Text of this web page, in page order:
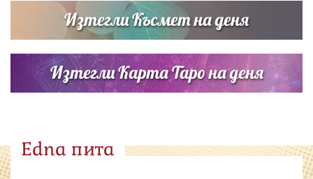
Изтегли Късмет на деня
Изтегли Карта Таро на деня
Edna пита